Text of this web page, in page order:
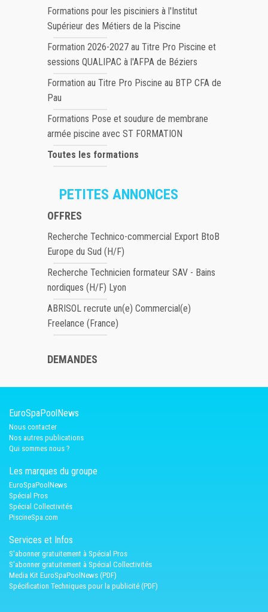
Formations pour les pisciniers à l'Institut
Supérieur des Métiers de la Piscine
Formation 2026-2027 au Titre Pro Piscine et
sessions QUALIPAC à l'AFPA de Béziers
Formation au Titre Pro Piscine au BTP CFA de
Pau
Formations Pose et soudure de membrane
armée piscine avec ST FORMATION
Toutes les formations
PETITES ANNONCES
OFFRES
Recherche Technico-commercial Export BtoB
Europe du Sud (H/F)
Recherche Technicien formateur SAV - Bains
nordiques (H/F) Lyon
ABRISOL recrute un(e) Commercial(e)
Freelance (France)
DEMANDES
EuroSpaPoolNews
Nous contacter
Nos autres publications
Qui sommes nous ?
Les marques du groupe
EuroSpaPoolNews
Spécial Pros
Spécial Collectivités
PiscineSpa.com
Services et Infos
S'abonner gratuitement à Spécial Pros
S'abonner gratuitement à Spécial Collectivités
Media Kit EuroSpaPoolNews (PDF)
Spécification Techniques pour la publicité (PDF)